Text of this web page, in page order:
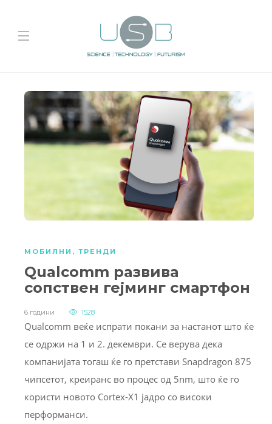
МОБИЛНИ , ТРЕНДИ
Qualcomm развива
сопствен гејминг смартфон
6 години 1528
Qualcomm веќе испрати покани за настанот што ќе
се одржи на 1 и 2. декември. Се верува дека
компанијата тогаш ќе го претстави Snapdragon 875
чипсетот, креиранс во процес од 5nm, што ќе го
користи новото Cortex-X1 јадро со високи
перформанси.